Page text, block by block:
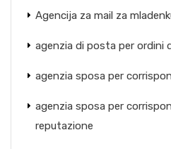
Agencija za mail za
agenzia di posta per ordini
agenzia sposa per
agenzia sposa per
reputazione